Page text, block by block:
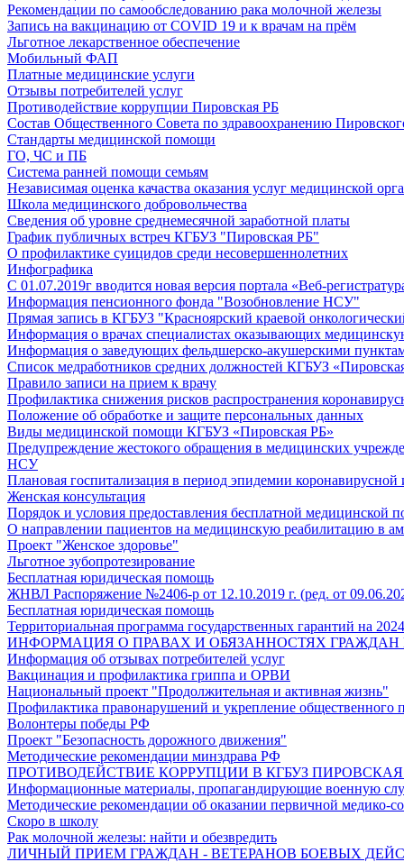
Рекомендации по самообследованию рака молочной железы
Запись на вакцинацию от COVID 19 и к врачам на прём
Льготное лекарственное обеспечение
Мобильный ФАП
Платные медицинские услуги
Отзывы потребителей услуг
Противодействие коррупции Пировская РБ
Состав Общественного Совета по здравоохранению
Стандарты медицинской помощи
ГО, ЧС и ПБ
Система ранней помощи семьям
Независимая оценка качаства оказания услуг медицинской
Школа медицинского добровольчества
Сведения об уровне среднемесячной заработной платы
График публичных встреч КГБУЗ "Пировская РБ"
О профилактике суицидов среди несовершеннолетних
Инфографика
С 01.07.2019г вводится новая версия портала «Веб-
Информация пенсионного фонда "Возобновление НСУ"
Прямая запись в КГБУЗ "Красноярский краевой
Информация о врачах специалистах оказывающих
Информация о заведующих фельдшерско-акушерскими
Список медработников средних должностей КГБУЗ
Правило записи на прием к врачу
Профилактика снижения рисков распространения
Положение об обработке и защите персональных данных
Виды медицинской помощи КГБУЗ «Пировская РБ»
Предупреждение жестокого обращения в медицинских
НСУ
Плановая госпитализация в период эпидемии
Женская консультация
Порядок и условия предоставления бесплатной медицинской
О направлении пациентов на медицинскую реабилитацию в
Проект "Женское здоровье"
Льготное зубопротезирование
Бесплатная юридическая помощь
ЖНВЛ Распоряжение №2406-р от 12.10.2019 г. (ред. от
Бесплатная юридическая помощь
Территориальная программа государственных гарантий на
ИНФОРМАЦИЯ О ПРАВАХ И ОБЯЗАННОСТЯХ ГРАЖДАН
Информация об отзывах потребителей услуг
Вакцинация и профилактика гриппа и ОРВИ
Национальный проект "Продолжительная и активная жизнь"
Профилактика правонарушений и укрепление общественного
Волонтеры победы РФ
Проект "Безопасность дорожного движения"
Методические рекомендации минздрава РФ
ПРОТИВОДЕЙСТВИЕ КОРРУПЦИИ В КГБУЗ ПИРОВСКАЯ
Информационные материалы, пропагандирующие военную
Методические рекомендации об оказании первичной медико-
Скоро в школу
Рак молочной железы: найти и обезвредить
ЛИЧНЫЙ ПРИЕМ ГРАЖДАН - ВЕТЕРАНОВ БОЕВЫХ